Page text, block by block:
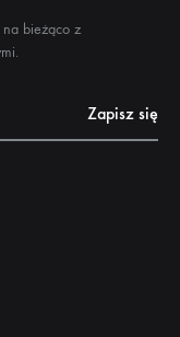
na bieżąco z